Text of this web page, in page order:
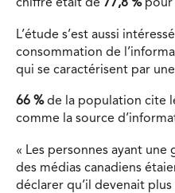
chiffre était de 77,8 %pour
L’étude s’est aussi
consommation de
qui se caractérisent par une
66 %de la population cite
comme la source
« Les personnes ayant une
des médias canadiens
déclarer qu’il devenait